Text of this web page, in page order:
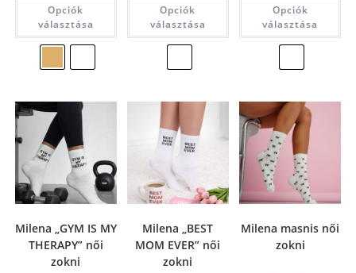
Opciók
választása
Opciók
választása
Opciók
választása
Milena „GYM IS MY
THERAPY” női
zokni
Milena „BEST
MOM EVER” női
zokni
Milena masnis női
zokni